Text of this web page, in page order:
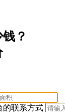
？
的联系方式